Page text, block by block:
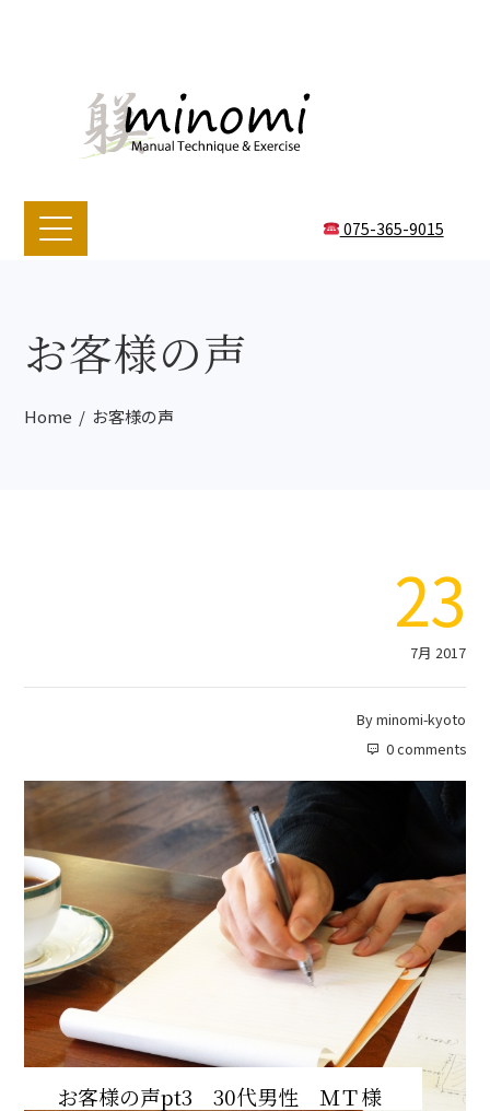
075-365-9015
お客様の声
Home お客様の声
23
7月 2017
Byminomi-kyoto
0 comments
お客様の声pt3 30代男性 ＭＴ様